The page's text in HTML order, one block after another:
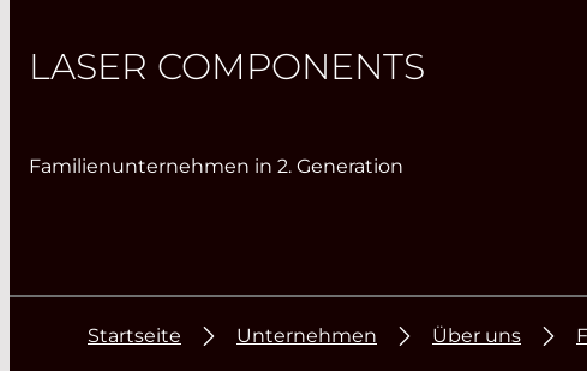
LASER COMPONENTS
Familienunternehmen in 2. Generation
Startseite Unternehmen Über uns